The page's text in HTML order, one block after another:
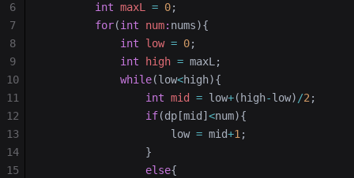
        int
maxL = 0;
        for
(int num: nums){
            int
low = 0;
            int
high = maxL;
            while
(low<high){
                int
mid = low+(high-low) /2 ;
                if
(dp[mid] <num){
                    low
= mid+1 ;
                }
                else
{
6
7
8
9
10
11
12
13
14
15